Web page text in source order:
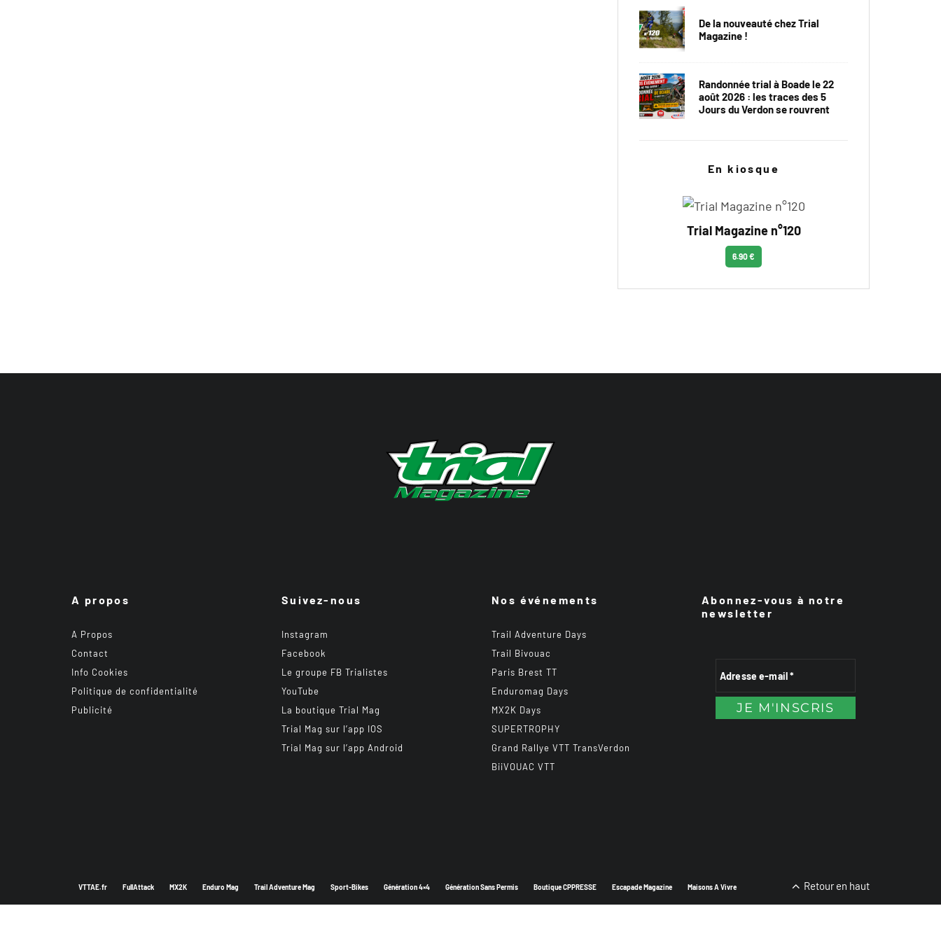
De la nouveauté chez Trial
Magazine !
Randonnée trial à Boade le 22
août 2026 : les traces des 5
Jours du Verdon se rouvrent
En kiosque
Trial Magazine n°120
6.90 €
A propos
A Propos
Contact
Info Cookies
Politique de confidentialité
Publicité
Suivez-nous
Instagram
Facebook
Le groupe FB Trialistes
YouTube
La boutique Trial Mag
Trial Mag sur l’app IOS
Trial Mag sur l’app Android
Nos événements
Trail Adventure Days
Trail Bivouac
Paris Brest TT
Enduromag Days
MX2K Days
SUPERTROPHY
Grand Rallye VTT TransVerdon
BiiVOUAC VTT
Abonnez-vous à notre
newsletter
VTTAE.fr FullAttack MX2K Enduro Mag Trail Adventure Mag Sport-Bikes Génération 4×4 Génération Sans Permis Boutique CPPRESSE Escapade Magazine Maisons A Vivre Retour en haut